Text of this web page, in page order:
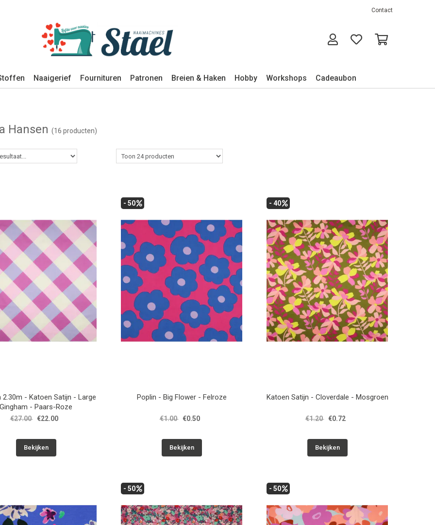
Contact
Naaigerief Fournituren Patronen Breien & Haken Hobby Workshops Cadeaubon
Hansen (16 producten)
2.30m - Katoen Satijn - Large
Gingham - Paars-Roze
€27.00 €22.00
Bekijken
- 50
Poplin - Big Flower - Felroze
€1.00 €0.50
Bekijken
- 40
Katoen Satijn - Cloverdale - Mosgroen
€1.20 €0.72
Bekijken
- 50 - 50